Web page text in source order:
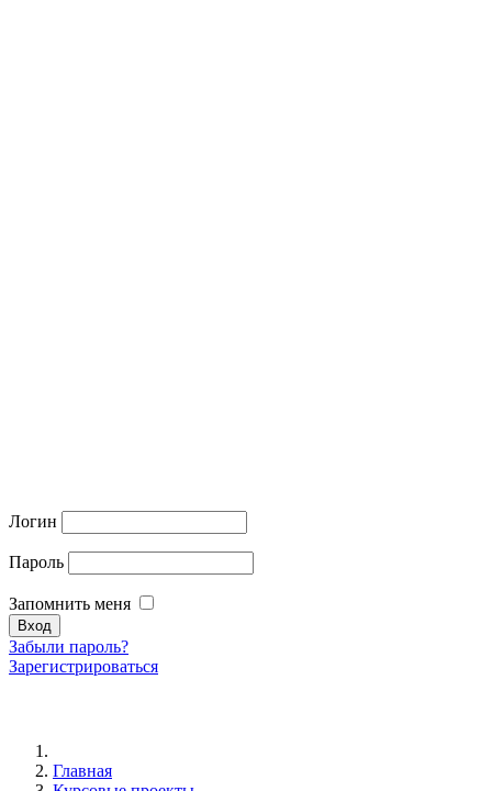
Логин
Пароль
Запомнить меня
Забыли пароль?
Зарегистрироваться
Главная